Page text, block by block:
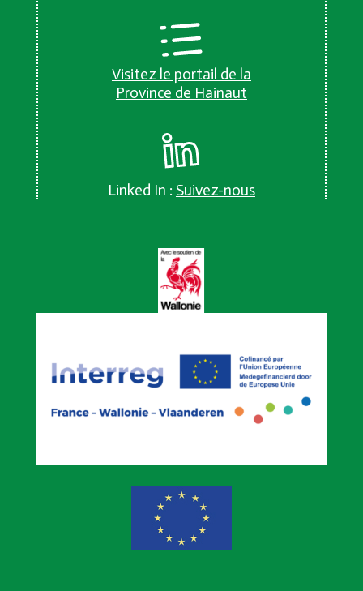
Visitez le portail de la
Province de Hainaut
Linked In : Suivez-nous